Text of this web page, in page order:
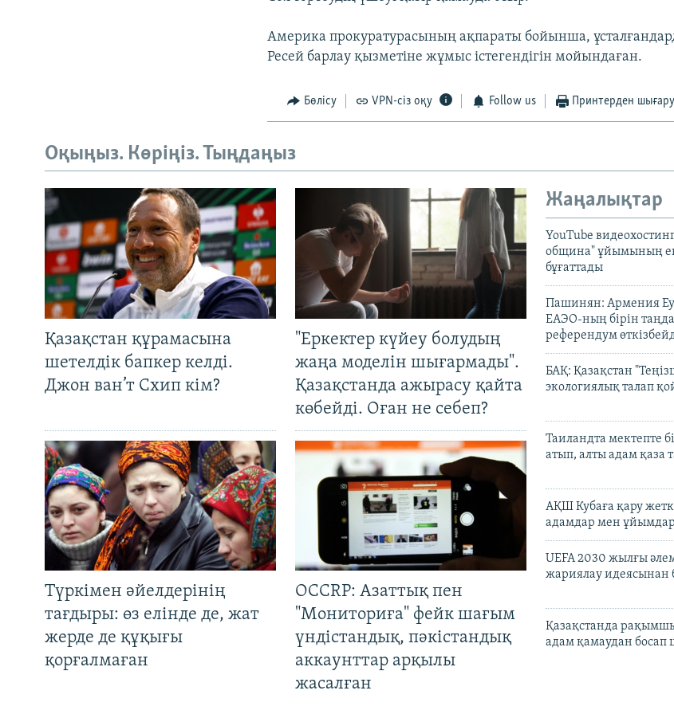
Америка прокуратурасының ақпараты бойынша,
Ресей барлау қызметіне жұмыс істегендігін мойындаған.
Бөлісу VPN-сіз оқу Follow us Принтерден шығару
Оқыңыз. Көріңіз. Тыңдаңыз
Қазақстан құрамасына
шетелдік бапкер келді.
Джон ван’т Схип кім?
"Еркектер күйеу болудың
жаңа моделін шығармады".
Қазақстанда ажырасу қайта
көбейді. Оған не себеп?
Түркімен әйелдерінің
тағдыры: өз елінде де, жат
жерде де құқығы
қорғалмаған
OCCRP: Азаттық пен
"Мониториға" фейк шағым
үндістандық, пәкістандық
аккаунттар арқылы
жасалған
Жаңалықтар
YouTube
община" ұйымының
бұғаттады
Пашинян: Армения
ЕАЭО-ның бірін
референдум
БАҚ: Қазақстан
экологиялық талап
Таиландта мектепте
атып, алты адам қаза
АҚШ Кубаға қару
адамдар мен
UEFA 2030 жылғы
жариялау идеясынан
Қазақстанда
адам қамаудан